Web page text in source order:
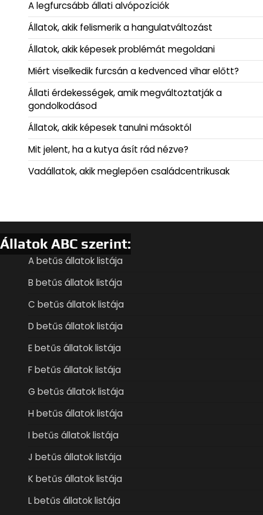
A legfurcsább állati alvópozíciók
Állatok, akik felismerik a hangulatváltozást
Állatok, akik képesek problémát megoldani
Miért viselkedik furcsán a kedvenced vihar előtt?
Állati érdekességek, amik megváltoztatják a
gondolkodásod
Állatok, akik képesek tanulni másoktól
Mit jelent, ha a kutya ásít rád nézve?
Vadállatok, akik meglepően családcentrikusak
Állatok ABC szerint:
A betűs állatok listája
B betűs állatok listája
C betűs állatok listája
D betűs állatok listája
E betűs állatok listája
F betűs állatok listája
G betűs állatok listája
H betűs állatok listája
I betűs állatok listája
J betűs állatok listája
K betűs állatok listája
L betűs állatok listája